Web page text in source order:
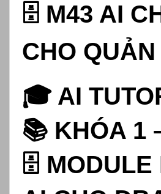
🗄️ M43 AI
CHO
🎓 AI
📚 KHÓA 1
🗄️ MODULE